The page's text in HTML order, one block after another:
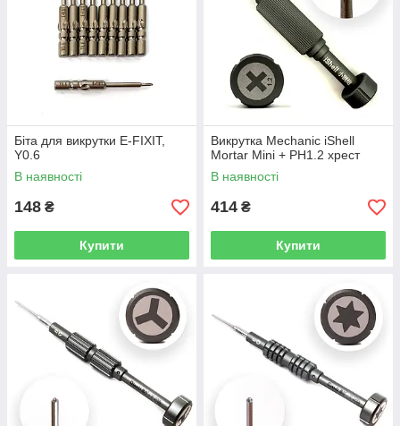
Біта для викрутки E-FIXIT,
Y0.6
В наявності
148 ₴
Купити
Викрутка Mechanic iShell
Mortar Mini + PH1.2 хрест
В наявності
414 ₴
Купити